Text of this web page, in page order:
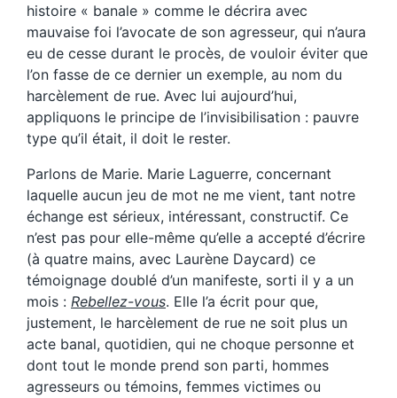
histoire « banale » comme le décrira avec
mauvaise foi l’avocate de son agresseur, qui n’aura
eu de cesse durant le procès, de vouloir éviter que
l’on fasse de ce dernier un exemple, au nom du
harcèlement de rue. Avec lui aujourd’hui,
appliquons le principe de l’invisibilisation : pauvre
type qu’il était, il doit le rester.
Parlons de Marie. Marie Laguerre, concernant
laquelle aucun jeu de mot ne me vient, tant notre
échange est sérieux, intéressant, constructif. Ce
n’est pas pour elle-même qu’elle a accepté d’écrire
(à quatre mains, avec Laurène Daycard) ce
témoignage doublé d’un manifeste, sorti il y a un
mois : Rebellez-vous. Elle l’a écrit pour que,
justement, le harcèlement de rue ne soit plus un
acte banal, quotidien, qui ne choque personne et
dont tout le monde prend son parti, hommes
agresseurs ou témoins, femmes victimes ou